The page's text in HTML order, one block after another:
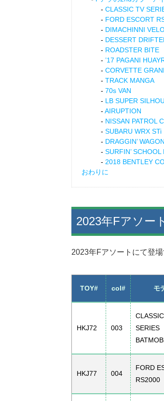
CLASSIC TV
FORD ESCORT
DIMACHINNI
DESSERT
ROADSTER BITE
’17 PAGANI
CORVETTE
TRACK MANGA
70s VAN
LB SUPER
AIRUPTION
NISSAN PATROL
SUBARU WRX STi
DRAGGIN’ WAGON
SURFIN’ SCHOOL
2018 BENTLEY
おわりに
2023年Fアソー
2023年Fアソートにて登
TOY# col# モ
HKJ72 003
SERIES
HKJ77 004
FORD
RS2000